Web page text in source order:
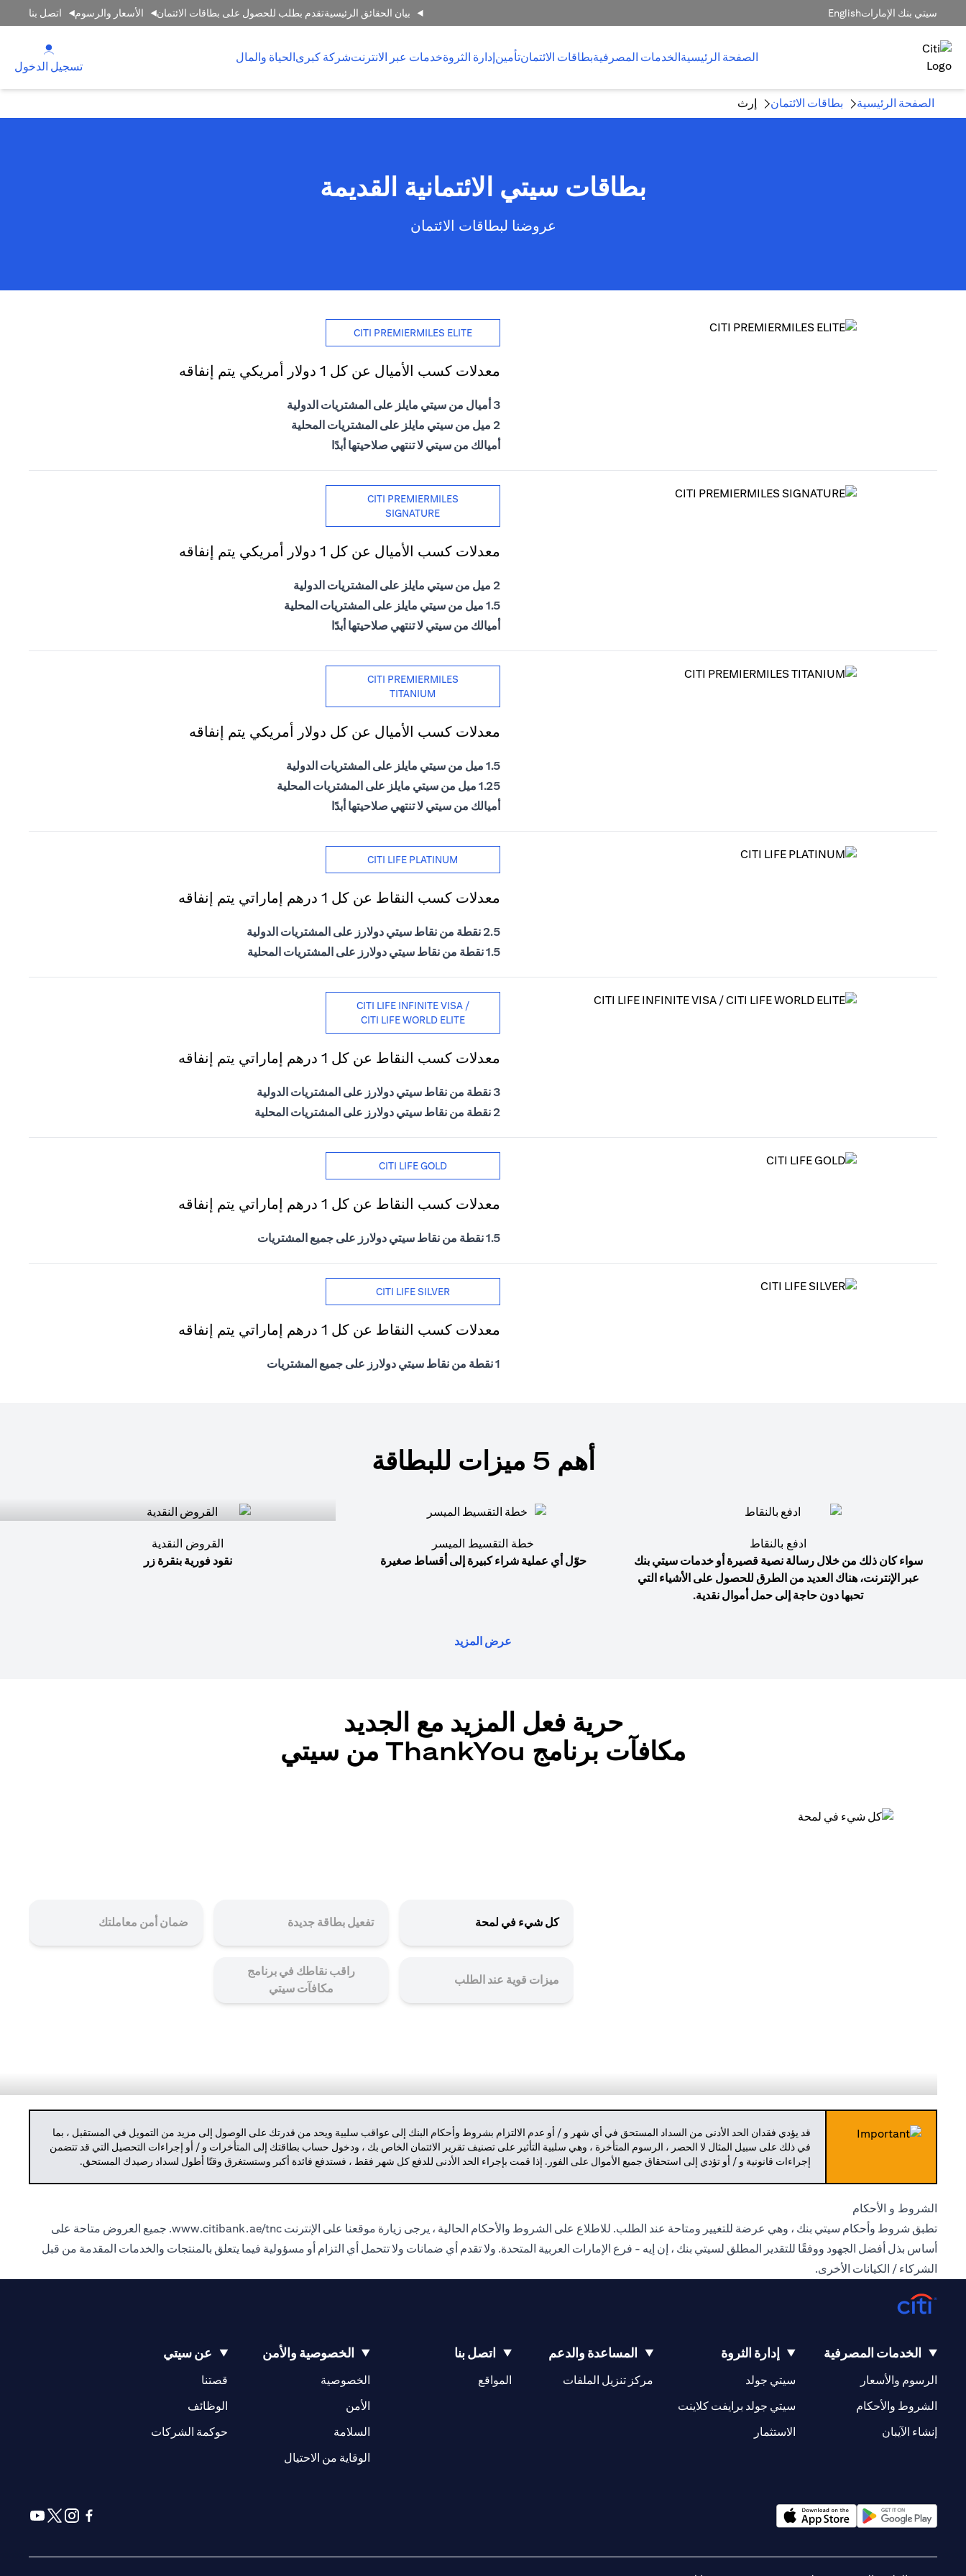
سيتي بنك الإماراتEnglish بيان الحقائق الرئيسيةتقدم بطلب للحصول على بطاقات الائتمان الأسعار والرسوم اتصل بنا
الصفحة الرئيسيةالخدمات المصرفيةبطاقات الائتمانتأمينإدارة الثروةخدمات عبر الانترنتشركة كبرىالحياة والمال
تسجيل الدخول
الصفحة الرئيسية بطاقات الائتمان إرث
بطاقات سيتي الائتمانية القديمة
عروضنا لبطاقات الائتمان
CITI PREMIERMILES ELITE
معدلات كسب الأميال عن كل 1 دولار أمريكي يتم إنفاقه
3 أميال من سيتي مايلز على المشتريات الدولية
2 ميل من سيتي مايلز على المشتريات المحلية
أميالك من سيتي لا تنتهي صلاحيتها أبدًا
CITI PREMIERMILES
SIGNATURE
معدلات كسب الأميال عن كل 1 دولار أمريكي يتم إنفاقه
2 ميل من سيتي مايلز على المشتريات الدولية
1.5 ميل من سيتي مايلز على المشتريات المحلية
أميالك من سيتي لا تنتهي صلاحيتها أبدًا
CITI PREMIERMILES
TITANIUM
معدلات كسب الأميال عن كل دولار أمريكي يتم إنفاقه
1.5 ميل من سيتي مايلز على المشتريات الدولية
1.25 ميل من سيتي مايلز على المشتريات المحلية
أميالك من سيتي لا تنتهي صلاحيتها أبدًا
CITI LIFE PLATINUM
معدلات كسب النقاط عن كل 1 درهم إماراتي يتم إنفاقه
2.5 نقطة من نقاط سيتي دولارز على المشتريات الدولية
1.5 نقطة من نقاط سيتي دولارز على المشتريات المحلية
CITI LIFE INFINITE VISA /
CITI LIFE WORLD ELITE
معدلات كسب النقاط عن كل 1 درهم إماراتي يتم إنفاقه
3 نقطة من نقاط سيتي دولارز على المشتريات الدولية
2 نقطة من نقاط سيتي دولارز على المشتريات المحلية
CITI LIFE GOLD
معدلات كسب النقاط عن كل 1 درهم إماراتي يتم إنفاقه
1.5 نقطة من نقاط سيتي دولارز على جميع المشتريات
CITI LIFE SILVER
معدلات كسب النقاط عن كل 1 درهم إماراتي يتم إنفاقه
1 نقطة من نقاط سيتي دولارز على جميع المشتريات
أهم 5 ميزات للبطاقة
ادفع بالنقاط
سواء كان ذلك من خلال رسالة نصية قصيرة أو خدمات سيتي بنك
عبر الإنترنت، هناك العديد من الطرق للحصول على الأشياء التي
تحبها دون حاجة إلى حمل أموال نقدية.
خطة التقسيط الميسر
حوّل أي عملية شراء كبيرة إلى أقساط صغيرة
القروض النقدية
نقود فورية بنقرة زر
عرض المزيد
حرية فعل المزيد مع الجديد
مكافآت برنامج ThankYou من سيتي
كل شيء في لمحة تفعيل بطاقة جديدة ضمان أمن معاملتك
ميزات قوية عند الطلب
راقب نقاطك في برنامج
مكافآت سيتي
قد يؤدي فقدان الحد الأدنى من السداد المستحق في أي شهر و / أو عدم الالتزام بشروط وأحكام البنك إلى عواقب سلبية ويحد من قدرتك على الوصول إلى مزيد من التمويل في المستقبل ، بما
في ذلك على سبيل المثال لا الحصر ، الرسوم المتأخرة ، وهي سلبية التأثير على تصنيف تقرير الائتمان الخاص بك ، ودخول حساب بطاقتك إلى المتأخرات و / أو إجراءات التحصيل التي قد تتضمن
إجراءات قانونية و / أو تؤدي إلى استحقاق جميع الأموال على الفور. إذا قمت بإجراء الحد الأدنى للدفع كل شهر فقط ، فستدفع فائدة أكبر وستستغرق وقتًا أطول لسداد رصيدك المستحق.
الشروط و الأحكام
تطبق شروط وأحكام سيتي بنك ، وهي عرضة للتغيير ومتاحة عند الطلب. للاطلاع على الشروط والأحكام الحالية ، يرجى زيارة موقعنا على الإنترنت www.citibank.ae/tnc. جميع العروض متاحة على
أساس بذل أفضل الجهود ووفقًا للتقدير المطلق لسيتي بنك ، إن إيه - فرع الإمارات العربية المتحدة. ولا تقدم أي ضمانات ولا تتحمل أي التزام أو مسؤولية فيما يتعلق بالمنتجات والخدمات المقدمة من قبل
الشركاء / الكيانات الأخرى.
الخدمات المصرفية
الرسوم والأسعار
الشروط والأحكام
إنشاء الآيبان
إدارة الثروة
سيتي جولد
سيتي جولد برايفت كلاينت
الاستثمار
المساعدة والدعم
مركز تنزيل الملفات
اتصل بنا
المواقع
(opens in a new tab)
الخصوصية والأمن
الخصوصية
الأمن
السلامة
الوقاية من الاحتيال
عن سيتي
قصتنا
(opens in a new tab)
الوظائف
(opens in a new tab)
حوكمة الشركات
(opens in a new tab)